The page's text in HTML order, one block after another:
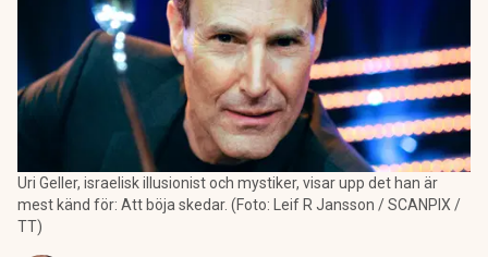
Uri Geller, israelisk illusionist och mystiker, visar upp det han är
mest känd för: Att böja skedar. (Foto: Leif R Jansson / SCANPIX /
TT)